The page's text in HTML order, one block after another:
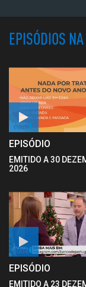
EPISÓDIOS NA
EPISÓDIO
EMITIDO A 30
2026
EPISÓDIO
EMITIDO A 23